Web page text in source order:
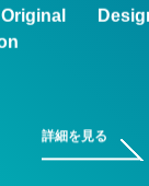
詳細を見る